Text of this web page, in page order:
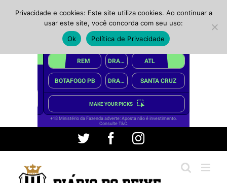
conteúdo
Twitter FacebookInstagram
Privacidade e cookies: Este site utiliza cookies. Ao continuar a
usar este site, você concorda com seu uso:
Ok
Política de Privacidade